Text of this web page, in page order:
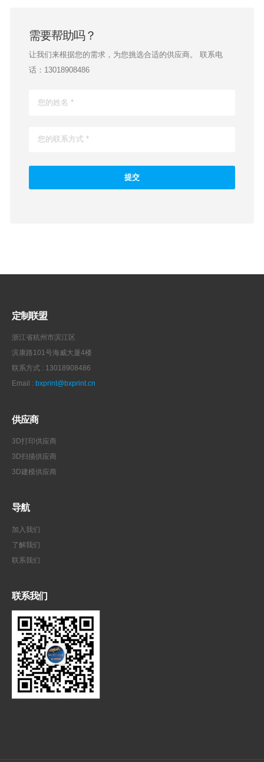
需要帮助吗？
让我们来根据您的需求，为您挑选合适的供应商。 联系电
话：13018908486
定制联盟
浙江省杭州市滨江区
滨康路101号海威大厦4楼
联系方式 : 13018908486
Email : bxprint@bxprint.cn
供应商
3D打印供应商
3D扫描供应商
3D建模供应商
导航
加入我们
了解我们
联系我们
联系我们